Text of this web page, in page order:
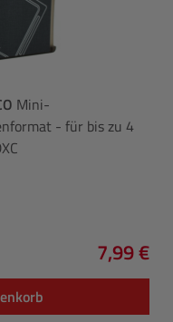
Mini-
- für bis zu 4
7,99 €